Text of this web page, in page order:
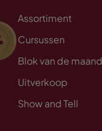
Assortiment
Cursussen
Blok van de maand
Uitverkoop
Show and Tell